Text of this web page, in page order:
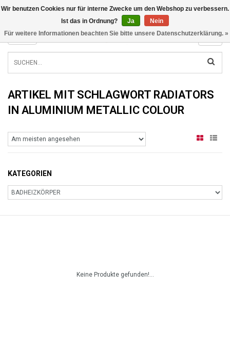
INFO@RADIATORS.SHOP
MENU
ARTIKEL MIT SCHLAGWORT RADIATORS
IN ALUMINIUM METALLIC COLOUR
KATEGORIEN
Keine Produkte gefunden!...
Wir benutzen Cookies nur für interne Zwecke um den Webshop zu verbessern.
Ist das in Ordnung?
Ja
Nein
Für weitere Informationen beachten Sie bitte unsere Datenschutzerklärung. »